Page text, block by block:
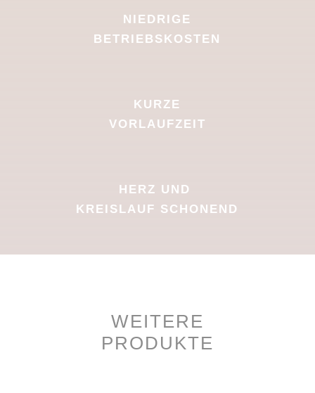
NIEDRIGE
BETRIEBSKOSTEN
KURZE
VORLAUFZEIT
HERZ UND
KREISLAUF SCHONEND
WEITERE
PRODUKTE